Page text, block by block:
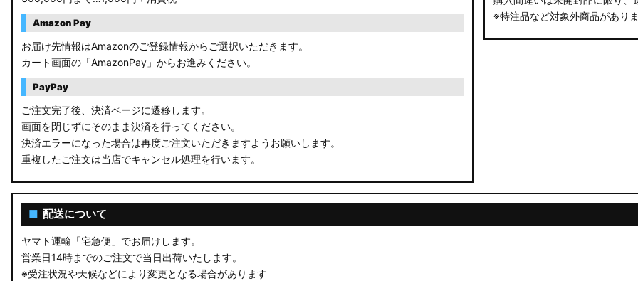
JF3/4 N-BOX カスタム
JH3/4 N-WGN
JH1/2 N-WGN
RT5/6 RW1/2 CR-V
RV5/6 RV3/4 ヴェゼル
RU3/4 ヴェゼル
RP6/7 ステップワゴン
RP1/2 RP3/4 ステップワゴン/スパーダ
Amazon Pay
お届け先情報はAmazonのご登録情報からご選択いただきます。
カート画面の「AmazonPay」からお進みください。
PayPay
ご注文完了後、決済ページに遷移します。
画面を閉じずにそのまま決済を行ってください。
決済エラーになった場合は再度ご注文いただきますようお願いします。
重複したご注文は当店でキャンセル処理を行います。
※特注品など対象外商品があり
■ 配送について
ヤマト運輸「宅急便」でお届けします。
営業日14時までのご注文で当日出荷いたします。
※受注状況や天候などにより変更となる場合があります